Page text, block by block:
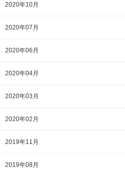
2020年10月
2020年07月
2020年06月
2020年04月
2020年03月
2020年02月
2019年11月
2019年08月